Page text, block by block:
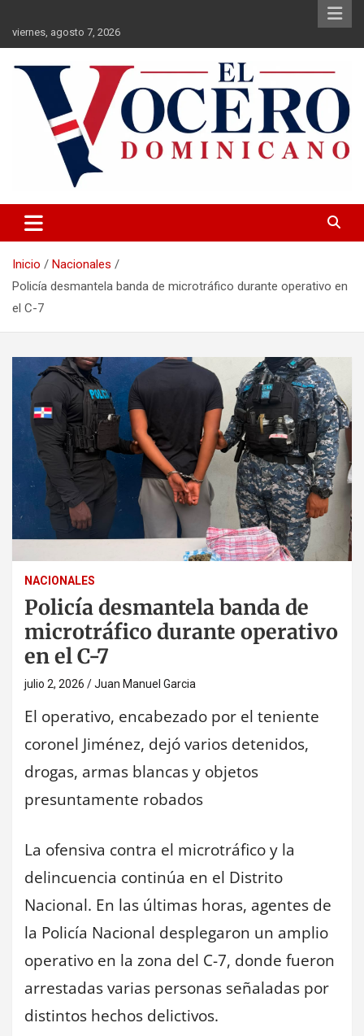
contenido
viernes, agosto 7, 2026
El Vocero Dominicano
Inicio
Nacionales
Policía desmantela banda de microtráfico durante operativo en
el C-7
NACIONALES
Policía desmantela banda de
microtráfico durante operativo
en el C-7
julio 2, 2026 Juan Manuel Garcia
El operativo, encabezado por el teniente
coronel Jiménez, dejó varios detenidos,
drogas, armas blancas y objetos
presuntamente robados
La ofensiva contra el microtráfico y la
delincuencia continúa en el Distrito
Nacional. En las últimas horas, agentes de
la Policía Nacional desplegaron un amplio
operativo en la zona del C-7, donde fueron
arrestadas varias personas señaladas por
distintos hechos delictivos.